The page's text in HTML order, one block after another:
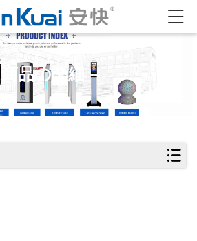
商品の詳細